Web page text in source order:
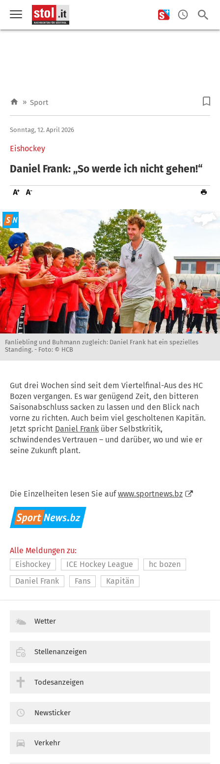
» Sport
Eishockey
Sonntag, 12. April 2026
Daniel Frank: „So werde ich nicht gehen!“
Fanliebling und Buhmann zugleich: Daniel Frank hat ein spezielles
Standing. - Foto: © HCB
Gut drei Wochen sind seit dem Viertelfinal-Aus des HC
Bozen vergangen. Es war genügend Zeit, den bitteren
Saisonabschluss sacken zu lassen und den Blick nach
vorne zu richten. Auch beim viel gescholtenen Kapitän.
Jetzt spricht Daniel Frank über Selbstkritik,
schwindendes Vertrauen – und darüber, wo und wie er
seine Zukunft plant.
Die Einzelheiten lesen Sie aufwww.sportnews.bz
Alle Meldungen zu:
Eishockey
ICE Hockey League
hc bozen
Daniel Frank
Fans Kapitän
Wetter
Stellenanzeigen
Todesanzeigen
Newsticker
Verkehr